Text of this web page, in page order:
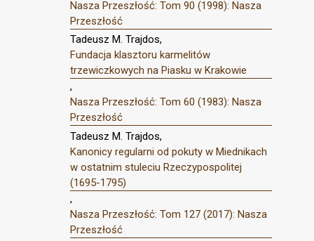
Nasza Przeszłość: Tom 90 (1998): Nasza
Przeszłość
Tadeusz M. Trajdos,
Fundacja klasztoru karmelitów
trzewiczkowych na Piasku w Krakowie
,
Nasza Przeszłość: Tom 60 (1983): Nasza
Przeszłość
Tadeusz M. Trajdos,
Kanonicy regularni od pokuty w Miednikach
w ostatnim stuleciu Rzeczypospolitej
(1695-1795)
,
Nasza Przeszłość: Tom 127 (2017): Nasza
Przeszłość